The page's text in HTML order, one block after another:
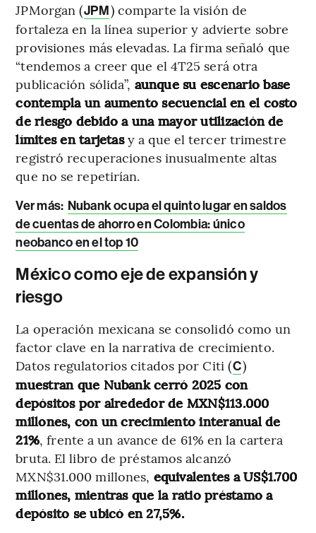
JPMorgan (JPM) comparte la visión de
fortaleza en la línea superior y advierte sobre
provisiones más elevadas. La firma señaló que
“tendemos a creer que el 4T25 será otra
publicación sólida”, aunque su escenario base
contempla un aumento secuencial en el costo
de riesgo debido a una mayor utilización de
límites en tarjetasy a que el tercer trimestre
registró recuperaciones inusualmente altas
que no se repetirían.
Ver más: Nubank ocupa el quinto lugar en saldos
de cuentas de ahorro en Colombia: único
neobanco en el top 10
México como eje de expansión y
riesgo
La operación mexicana se consolidó como un
factor clave en la narrativa de crecimiento.
Datos regulatorios citados por Citi (C)
muestran que Nubank cerró 2025 con
depósitos por alrededor de MXN$113.000
millones, con un crecimiento interanual de
21%, frente a un avance de 61% en la cartera
bruta. El libro de préstamos alcanzó
MXN$31.000 millones, equivalentes a US$1.700
millones, mientras que la ratio préstamo a
depósito se ubicó en 27,5%.